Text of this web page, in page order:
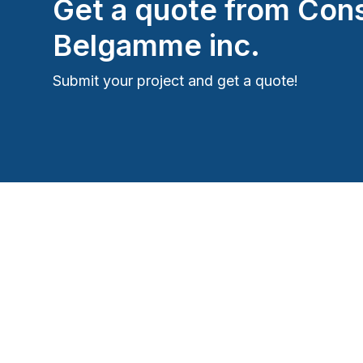
Get a quote from
Belgamme inc.
Submit your project and get a quote!